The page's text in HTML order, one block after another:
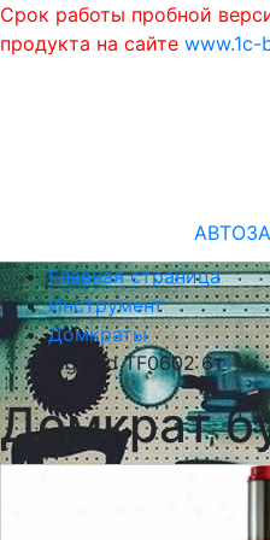
Срок работы пробной
продукта на сайте www.1c-
Главная страница
Инструмент
Домкраты
Big Red TF0602 6т
Домкрат